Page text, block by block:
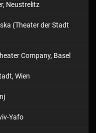
Neustrelitz
(Theater der Stadt
Company, Basel
Wien
Yafo